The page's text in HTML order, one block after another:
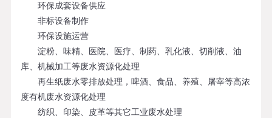
环保成套设备供应
非标设备制作
环保设施运营
淀粉、味精、医院、医疗、制药、乳化液、切削液、油
库、机械加工等废水资源化处理
再生纸废水零排放处理，啤酒、食品、养殖、屠宰等高浓
度有机废水资源化处理
纺织、印染、皮革等其它工业废水处理